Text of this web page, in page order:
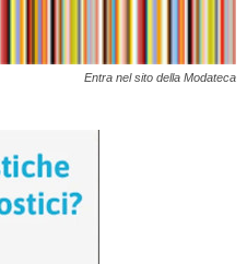
Entra nel sito della Modateca